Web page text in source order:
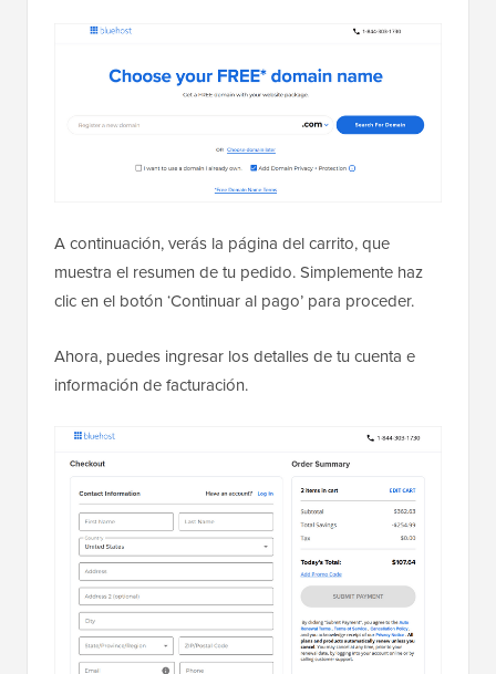
A continuación, verás la página del carrito, que
muestra el resumen de tu pedido. Simplemente haz
clic en el botón ‘Continuar al pago’ para proceder.
Ahora, puedes ingresar los detalles de tu cuenta e
información de facturación.